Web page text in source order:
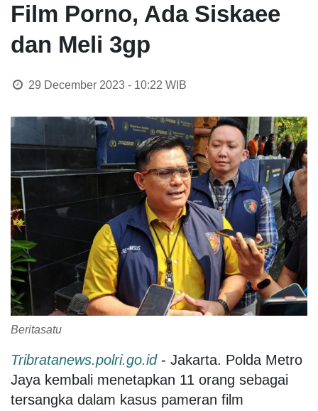
Film Porno, Ada Siskaee
dan Meli 3gp
29 December 2023 - 10:22 WIB
Beritasatu
Tribratanews.polri.go.id - Jakarta. Polda Metro
Jaya kembali menetapkan 11 orang sebagai
tersangka dalam kasus pameran film